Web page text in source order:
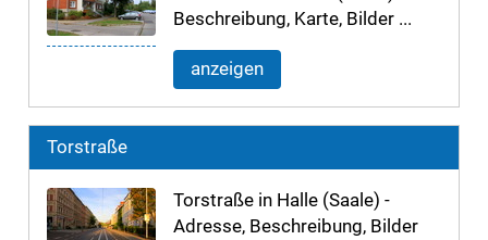
Beschreibung, Karte, Bilder ...
anzeigen
Torstraße
Torstraße in Halle (Saale) -
Adresse, Beschreibung, Bilder